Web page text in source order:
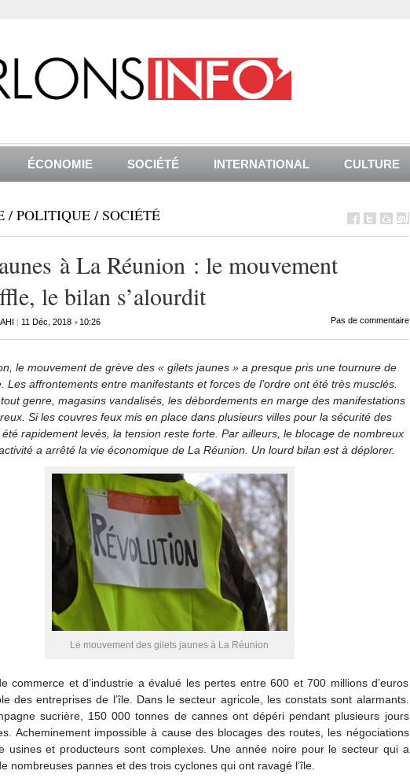
ÉCONOMIE SOCIÉTÉ INTERNATIONAL CULTURE
/ POLITIQUE / SOCIÉTÉ
à La Réunion : le mouvement
le bilan s’alourdit
| 11 Déc, 2018• 10:26 Pas de commentaire
le mouvement de grève des « gilets jaunes » a presque pris une tournure de
Les affrontements entre manifestants et forces de l’ordre ont été très musclés.
genre, magasins vandalisés, les débordements en marge des manifestations
Si les couvres feux mis en place dans plusieurs villes pour la sécurité des
rapidement levés, la tension reste forte. Par ailleurs, le blocage de nombreux
a arrêté la vie économique de La Réunion. Un lourd bilan est à déplorer.
Le mouvement des gilets jaunes à La Réunion
commerce et d’industrie a évalué les pertes entre 600 et 700 millions d’euros
des entreprises de l’île. Dans le secteur agricole, les constats sont alarmants.
sucrière, 150 000 tonnes de cannes ont dépéri pendant plusieurs jours
Acheminement impossible à cause des blocages des routes, les négociations
usines et producteurs sont complexes. Une année noire pour le secteur qui a
nombreuses pannes et des trois cyclones qui ont ravagé l’île.